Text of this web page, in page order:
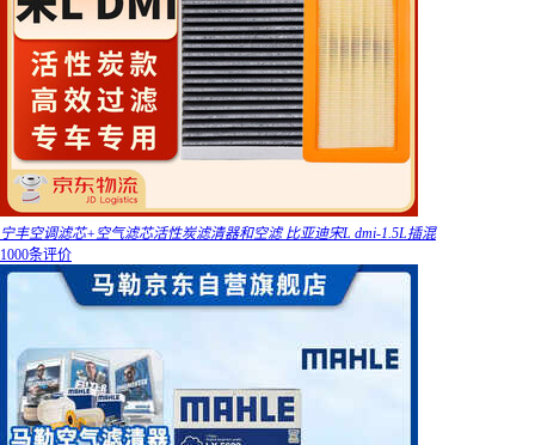
宁丰空调滤芯+空气滤芯活性炭滤清器和空滤 比亚迪宋L dmi-1.5L插混
1000条评价